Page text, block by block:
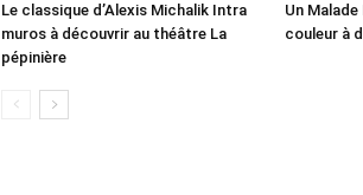
Le classique d’Alexis Michalik Intra
muros à découvrir au théâtre La
pépinière
Un
couleur à